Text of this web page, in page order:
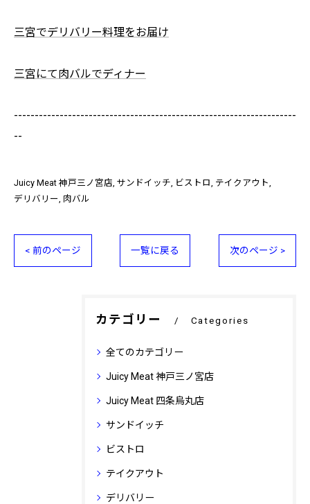
三宮でデリバリー料理をお届け
三宮にて肉バルでディナー
--------------------------------------------------------------------
--
Juicy Meat 神戸三ノ宮店 サンドイッチ ビストロ テイクアウト
デリバリー 肉バル
< 前のページ 一覧に戻る 次のページ >
カテゴリー Categories
全てのカテゴリー
Juicy Meat 神戸三ノ宮店
Juicy Meat 四条烏丸店
サンドイッチ
ビストロ
テイクアウト
デリバリー